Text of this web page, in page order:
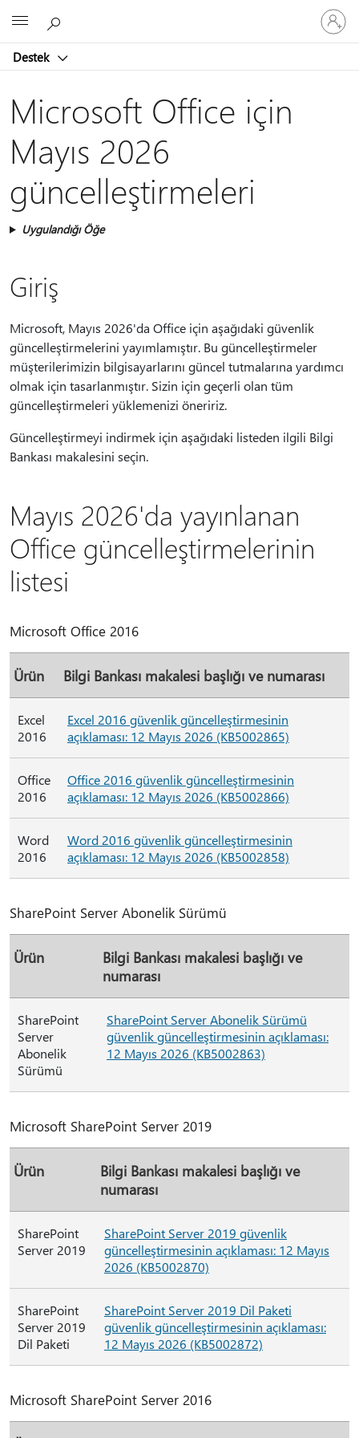
Destek
oturum
açın
Microsoft Office için
Mayıs 2026
güncelleştirmeleri
Uygulandığı Öğe
Giriş
Microsoft, Mayıs 2026'da Office için aşağıdaki güvenlik
güncelleştirmelerini yayımlamıştır. Bu güncelleştirmeler
müşterilerimizin bilgisayarlarını güncel tutmalarına yardımcı
olmak için tasarlanmıştır. Sizin için geçerli olan tüm
güncelleştirmeleri yüklemenizi öneririz.
Güncelleştirmeyi indirmek için aşağıdaki listeden ilgili Bilgi
Bankası makalesini seçin.
Mayıs 2026'da yayınlanan
Office güncelleştirmelerinin
listesi
Microsoft Office 2016
Ürün Bilgi Bankası makalesi başlığı ve numarası
Excel
2016
Excel 2016 güvenlik güncelleştirmesinin
açıklaması: 12 Mayıs 2026 (KB5002865)
Office
2016
Office 2016 güvenlik güncelleştirmesinin
açıklaması: 12 Mayıs 2026 (KB5002866)
Word
2016
Word 2016 güvenlik güncelleştirmesinin
açıklaması: 12 Mayıs 2026 (KB5002858)
SharePoint Server Abonelik Sürümü
Ürün
Bilgi Bankası makalesi başlığı ve
numarası
SharePoint
Server
Abonelik
Sürümü
SharePoint Server Abonelik Sürümü
güvenlik güncelleştirmesinin açıklaması:
12 Mayıs 2026 (KB5002863)
Microsoft SharePoint Server 2019
Ürün
Bilgi Bankası makalesi başlığı ve
numarası
SharePoint
Server 2019
SharePoint Server 2019 güvenlik
güncelleştirmesinin açıklaması: 12 Mayıs
2026 (KB5002870)
SharePoint
Server 2019
Dil Paketi
SharePoint Server 2019 Dil Paketi
güvenlik güncelleştirmesinin açıklaması:
12 Mayıs 2026 (KB5002872)
Microsoft SharePoint Server 2016